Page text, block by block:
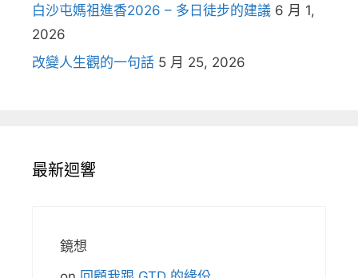
白沙屯媽祖進香2026 – 多日徒步的建議 6 月 1,
2026
改變人生觀的一句話 5 月 25, 2026
最新迴響
鏡想